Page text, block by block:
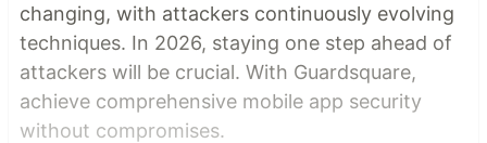
changing, with attackers continuously evolving
techniques. In 2026, staying one step ahead of
attackers will be crucial. With Guardsquare,
achieve comprehensive mobile app security
without compromises.